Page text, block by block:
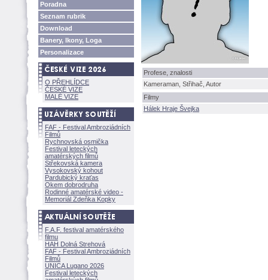
Poradna
Seznam rubrik
Download
Banery, Ikony, Loga
Personalizace
O PŘEHLÍDCE
ČESKÉ VIZE
MALÉ VIZE
FAF - Festival Ambroziádních
Filmů
Rychnovská osmička
Festival leteckých
amatérských filmů
Střekovská kamera
Vysokovský kohout
Pardubický kraťas
Okem dobrodruha
Rodinné amatérské video -
Memoriál Zdeňka Kopky
F.A.F. festival amatérského
filmu
HAH Dolná Strehov
FAF - Festival Ambroziádních
Filmů
UNICA Lugano 2026
Festival leteckých
Profese, znalosti
Kameraman, Střihač, Autor
Filmy
Hálek Hraje Švejka